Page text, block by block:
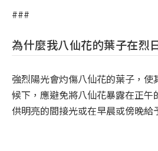
###
為什麼我八仙花的葉子在烈
強烈陽光會灼傷八仙花的葉子，
候下，應避免將八仙花暴露在正午
供明亮的間接光或在早晨或傍晚給